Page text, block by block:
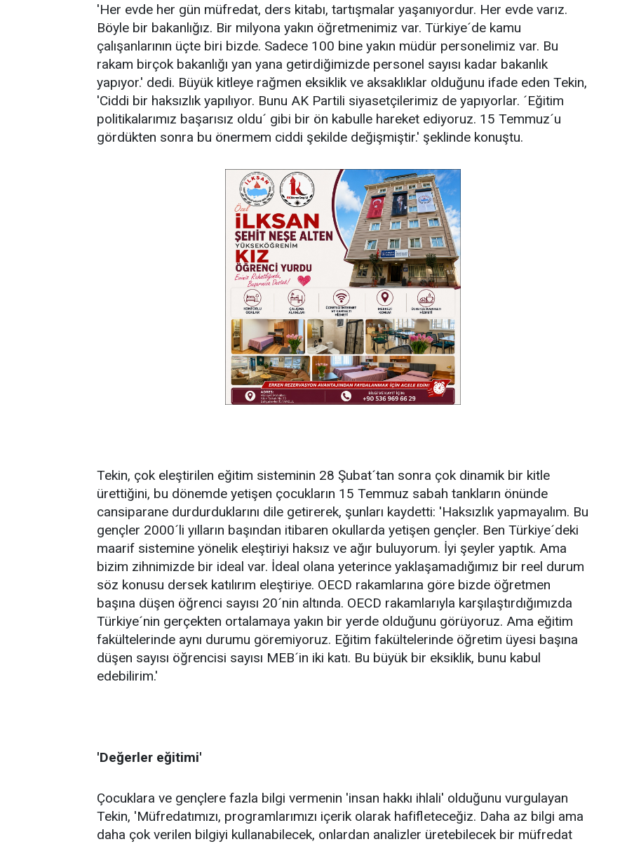
'Her evde her gün müfredat, ders kitabı, tartışmalar yaşanıyordur. Her evde varız.
Böyle bir bakanlığız. Bir milyona yakın öğretmenimiz var. Türkiye´de kamu
çalışanlarının üçte biri bizde. Sadece 100 bine yakın müdür personelimiz var. Bu
rakam birçok bakanlığı yan yana getirdiğimizde personel sayısı kadar bakanlık
yapıyor.' dedi. Büyük kitleye rağmen eksiklik ve aksaklıklar olduğunu ifade eden Tekin,
'Ciddi bir haksızlık yapılıyor. Bunu AK Partili siyasetçilerimiz de yapıyorlar. ´Eğitim
politikalarımız başarısız oldu´ gibi bir ön kabulle hareket ediyoruz. 15 Temmuz´u
gördükten sonra bu önermem ciddi şekilde değişmiştir.' şeklinde konuştu.
Tekin, çok eleştirilen eğitim sisteminin 28 Şubat´tan sonra çok dinamik bir kitle
ürettiğini, bu dönemde yetişen çocukların 15 Temmuz sabah tankların önünde
cansiparane durdurduklarını dile getirerek, şunları kaydetti: 'Haksızlık yapmayalım. Bu
gençler 2000´li yılların başından itibaren okullarda yetişen gençler. Ben Türkiye´deki
maarif sistemine yönelik eleştiriyi haksız ve ağır buluyorum. İyi şeyler yaptık. Ama
bizim zihnimizde bir ideal var. İdeal olana yeterince yaklaşamadığımız bir reel durum
söz konusu dersek katılırım eleştiriye. OECD rakamlarına göre bizde öğretmen
başına düşen öğrenci sayısı 20´nin altında. OECD rakamlarıyla karşılaştırdığımızda
Türkiye´nin gerçekten ortalamaya yakın bir yerde olduğunu görüyoruz. Ama eğitim
fakültelerinde aynı durumu göremiyoruz. Eğitim fakültelerinde öğretim üyesi başına
düşen sayısı öğrencisi sayısı MEB´in iki katı. Bu büyük bir eksiklik, bunu kabul
edebilirim.'
'Değerler eğitimi'
Çocuklara ve gençlere fazla bilgi vermenin 'insan hakkı ihlali' olduğunu vurgulayan
Tekin, 'Müfredatımızı, programlarımızı içerik olarak hafifleteceğiz. Daha az bilgi ama
daha çok verilen bilgiyi kullanabilecek, onlardan analizler üretebilecek bir müfredat